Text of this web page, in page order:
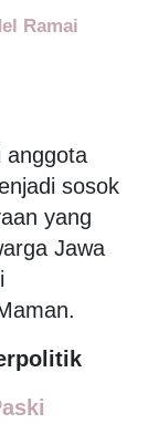
Ramai
anggota
sosok
yang
Jawa